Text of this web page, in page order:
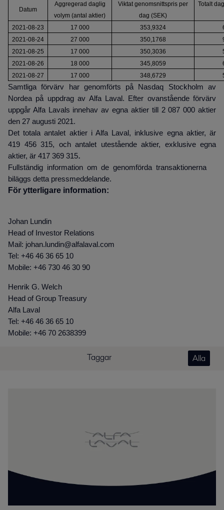
Datum
Aggregerad daglig
volym (antal aktier)
Viktat genomsnittspris per
dag (SEK)
Totalt
2021-08-23 17 000 353,9324
2021-08-24
27 000 350,1768
2021-08-25
17 000 350,3036
2021-08-26
18 000 345,8059
2021-08-27
17 000 348,6729
Samtliga förvärv har genomförts på Nasdaq Stockholm av
Nordea på uppdrag av Alfa Laval. Efter ovanstående förvärv
uppgår Alfa Lavals innehav av egna aktier till 2 087 000 aktier
den 27 augusti 2021.
Det totala antalet aktier i Alfa Laval, inklusive egna aktier, är
419 456 315, och antalet utestående aktier, exklusive egna
aktier, är 417 369 315.
Fullständig information om de genomförda transaktionerna
biläggs detta pressmeddelande.
För ytterligare information:
Johan Lundin
Head of Investor Relations
Mail: johan.lundin@alfalaval.com
Tel: +46 46 36 65 10
Mobile: +46 730 46 30 90
Henrik G. Welch
Head of Group Treasury
Alfa Laval
Tel: +46 46 36 65 10
Mobile: +46 70 2638399
Taggar Alla